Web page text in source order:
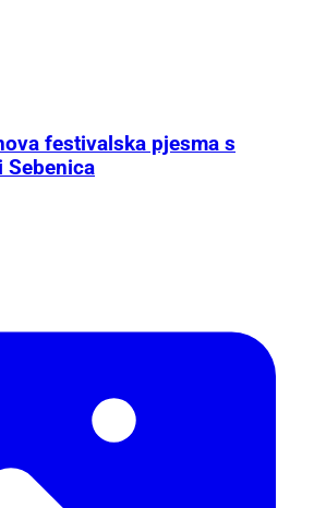
festivalska pjesma s
Sebenica